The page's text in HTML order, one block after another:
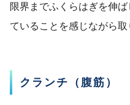
限界までふくらはぎを伸
ていることを感じながら取
クランチ（腹筋）